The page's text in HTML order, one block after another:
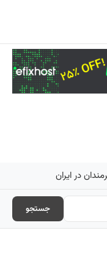
در ایران
جستجو